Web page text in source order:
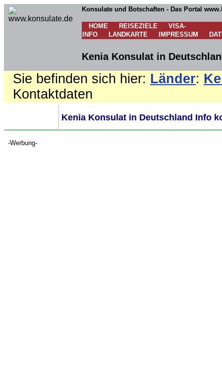
Konsulate und Botschaften - Das Portal
HOME REISEZIELE
VISA-
INFO
LANDKARTE IMPRESSUM
Kenia Konsulat in
Sie befinden sich hier: Länder:
Kontaktdaten
Kenia Konsulat in Deutschland Info
-Werbung-